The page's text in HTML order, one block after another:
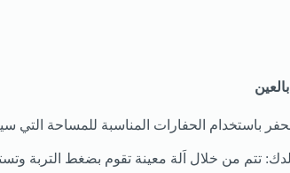
باستخدام الحفارات المناسبة للمساحة
تتم من خلال اَلة معينة تقوم بضغط التربة